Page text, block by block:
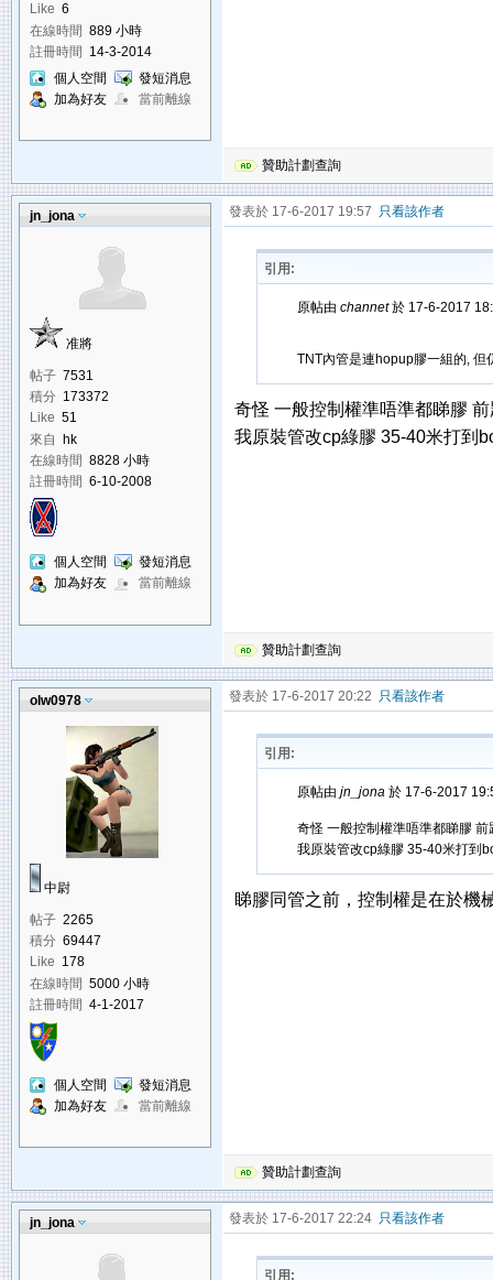
Like 6
在線時間 889 小時
註冊時間 14-3-2014
個人空間
發短消息
加為好友
當前離線
贊助計劃查詢
jn_jona
准將
帖子 7531
積分 173372
Like 51
來自 hk
在線時間 8828 小時
註冊時間 6-10-2008
個人空間
發短消息
加為好友
當前離線
發表於 17-6-2017 19:57 只看該作者
引用:
原帖由 channet於 17-6-2017
TNT內管是連hopup膠一組的, 但
奇怪 一般控制權準唔準都睇膠
我原裝管改cp綠膠 35-40米打到
贊助計劃查詢
olw0978
中尉
帖子 2265
積分 69447
Like 178
在線時間 5000 小時
註冊時間 4-1-2017
個人空間
發短消息
加為好友
當前離線
發表於 17-6-2017 20:22 只看該作者
引用:
原帖由 jn_jona於 17-6-2017
奇怪 一般控制權準唔準都睇膠 前
我原裝管改cp綠膠 35-40米打到
睇膠同管之前，控制權是在於機
贊助計劃查詢
jn_jona 發表於 17-6-2017 22:24 只看該作者
引用: